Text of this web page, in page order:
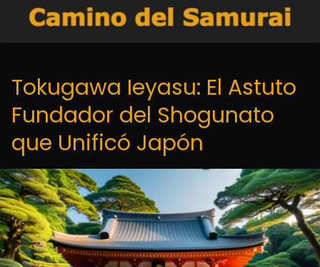
Tokugawa Ieyasu: El Astuto
Fundador del Shogunato
que Unificó Japón